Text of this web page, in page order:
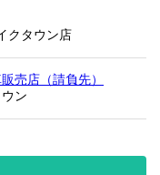
クタウン店
売店（請負先）
ン